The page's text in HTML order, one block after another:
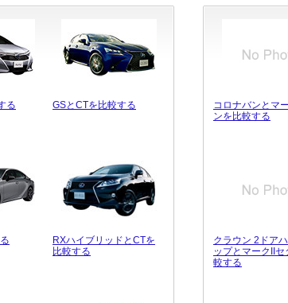
る GSとCTを比較する
RXハイブリッドとCTを
比較する
コロナバンとマ
ンを比較する
クラウン 2ドア
ップとマークIIセ
較する